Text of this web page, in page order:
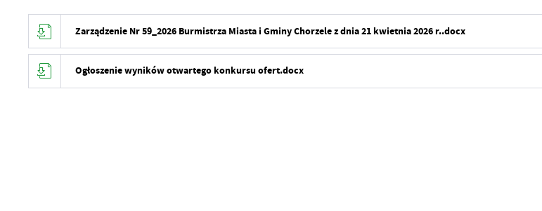
Zarządzenie Nr 59_2026 Burmistrza Miasta i Gminy Chorzele z dnia 21 kwietnia 2026 r..docx
Ogłoszenie wyników otwartego konkursu ofert.docx